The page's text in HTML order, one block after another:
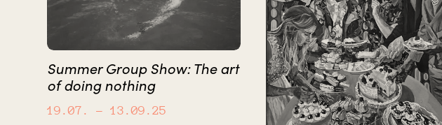
Summer Group Show: The art
of doing nothing
19.07. – 13.09.25